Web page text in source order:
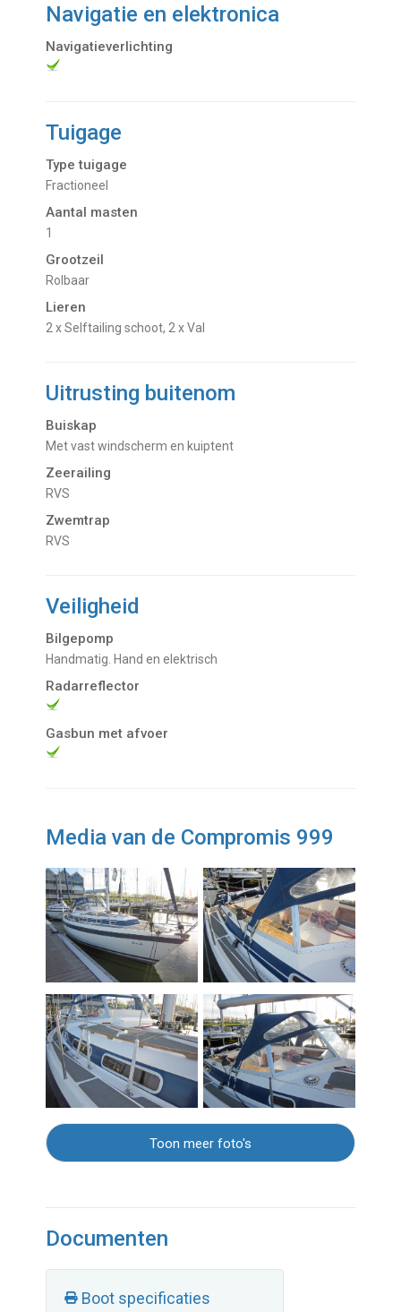
Navigatie en elektronica
Navigatieverlichting
Tuigage
Type tuigage
Fractioneel
Aantal masten
1
Grootzeil
Rolbaar
Lieren
2 x Selftailing schoot, 2 x Val
Uitrusting buitenom
Buiskap
Met vast windscherm en kuiptent
Zeerailing
RVS
Zwemtrap
RVS
Veiligheid
Bilgepomp
Handmatig. Hand en elektrisch
Radarreflector
Gasbun met afvoer
Media van de Compromis 999
Toon meer foto's
Documenten
Boot specificaties